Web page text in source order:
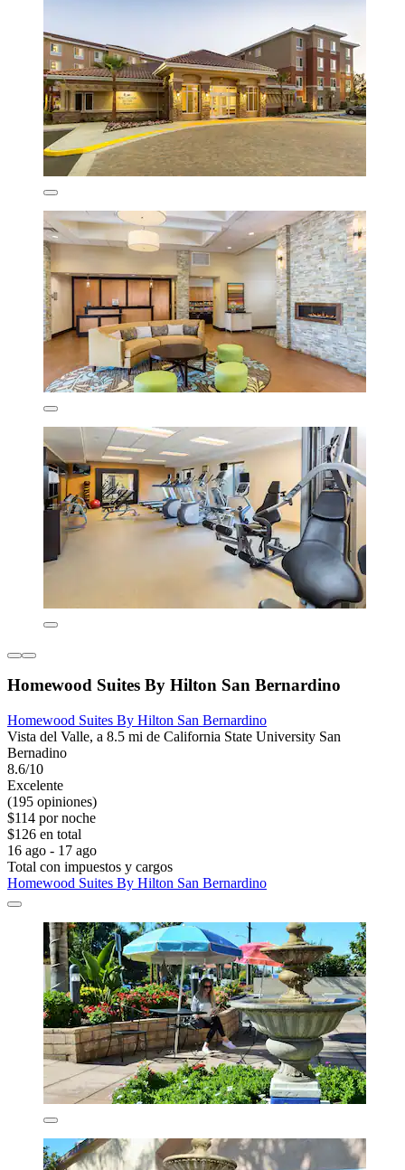
Homewood Suites By Hilton San Bernardino
Homewood Suites By Hilton San Bernardino
Vista del Valle, a 8.5 mi de California State University San
Bernadino
8.6/10
Excelente
(195 opiniones)
$114 por noche
$126 en total
16 ago - 17 ago
Total con impuestos y cargos
Homewood Suites By Hilton San Bernardino